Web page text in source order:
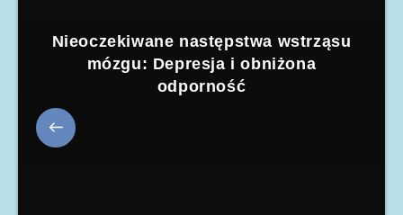
Nieoczekiwane następstwa wstrząsu
mózgu: Depresja i obniżona
odporność